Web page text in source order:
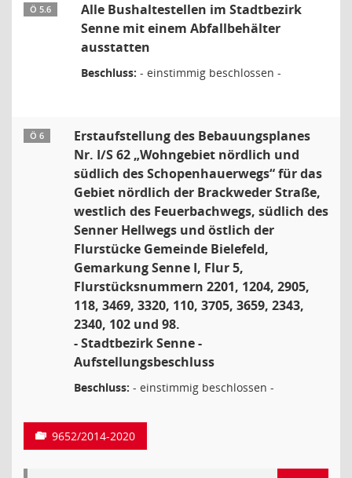
Ö 5.6
Alle Bushaltestellen im Stadtbezirk
Senne mit einem Abfallbehälter
ausstatten
Beschluss: - einstimmig beschlossen -
Ö 6
Erstaufstellung des Bebauungsplanes
Nr. I/S 62 „Wohngebiet nördlich und
südlich des Schopenhauerwegs“ für das
Gebiet nördlich der Brackweder Straße,
westlich des Feuerbachwegs, südlich des
Senner Hellwegs und östlich der
Flurstücke Gemeinde Bielefeld,
Gemarkung Senne I, Flur 5,
Flurstücksnummern 2201, 1204, 2905,
118, 3469, 3320, 110, 3705, 3659, 2343,
2340, 102 und 98.
- Stadtbezirk Senne -
Aufstellungsbeschluss
Beschluss: - einstimmig beschlossen -
9652/2014-2020